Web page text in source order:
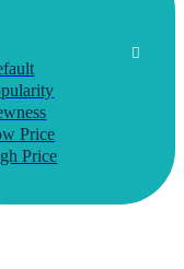
Price
Price